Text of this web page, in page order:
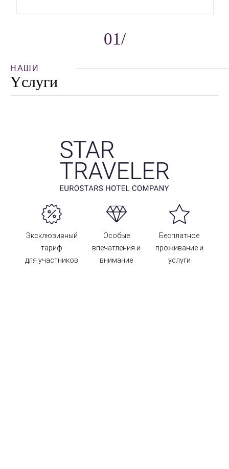
01
НАШИ
Yслуги
Эксклюзивный
тариф
для участников
Особые
впечатления и
внимание
Бесплатное
проживание и
услуги